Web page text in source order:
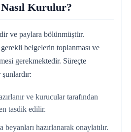
Kurulur?
ve paylara bölünmüştür.
belgelerin toplanması ve
gerekmektedir. Süreçte
ve kurucular tarafından
tasdik edilir.
hazırlanarak onaylatılır.